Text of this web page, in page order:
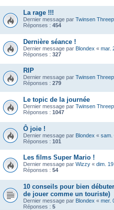
La rage !!!
Dernier message par Twinsen
Réponses : 454
Dernière séance !
Dernier message par Blondex « mar.
Réponses : 327
RIP
Dernier message par Twinsen
Réponses : 279
Le topic de la journée
Dernier message par Twinsen
Réponses : 1047
Ô joie !
Dernier message par Blondex « sam.
Réponses : 101
Les films Super Mario !
Dernier message par Wizzy « dim.
Réponses : 54
10 conseils pour bien
de jouer comme un touriste)
Dernier message par Blondex « mer.
Réponses : 5